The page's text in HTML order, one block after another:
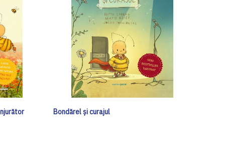
Bondărel și curajul